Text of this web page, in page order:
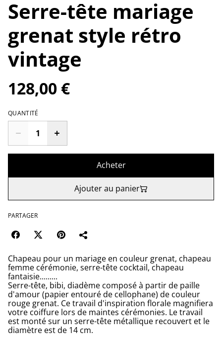
Serre-tête mariage
grenat style rétro
vintage
128,00 €
QUANTITÉ
Acheter
Ajouter au panier
PARTAGER
Chapeau pour un mariage en couleur grenat, chapeau
femme cérémonie, serre-tête cocktail, chapeau
fantaisie.........
Serre-tête, bibi, diadème composé à partir de paille
d'amour (papier entouré de cellophane) de couleur
rouge grenat. Ce travail d'inspiration florale magnifiera
votre coiffure lors de maintes cérémonies. Le travail
est monté sur un serre-tête métallique recouvert et le
diamètre est de 14 cm.